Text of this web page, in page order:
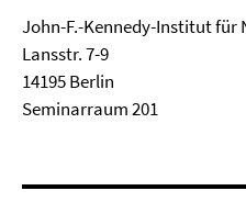
John-F.-Kennedy-Institut für
Lansstr. 7-9
14195 Berlin
Seminarraum 201